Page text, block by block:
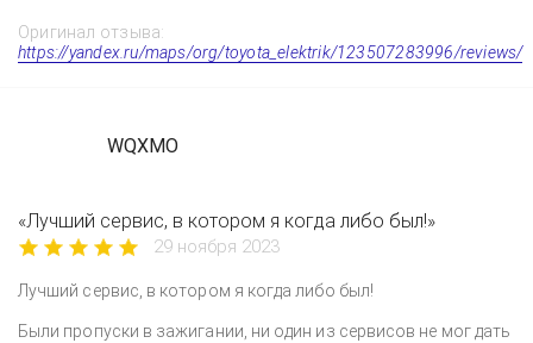
Оригинал отзыва:
https://yandex.ru/maps/org/toyota_elektrik/123507283996/reviews/
WQXMO
«Лучший сервис, в котором я когда либо был!»
29 ноября 2023
Лучший сервис, в котором я когда либо был!
Были пропуски в зажигании, ни один из сервисов не мог дать